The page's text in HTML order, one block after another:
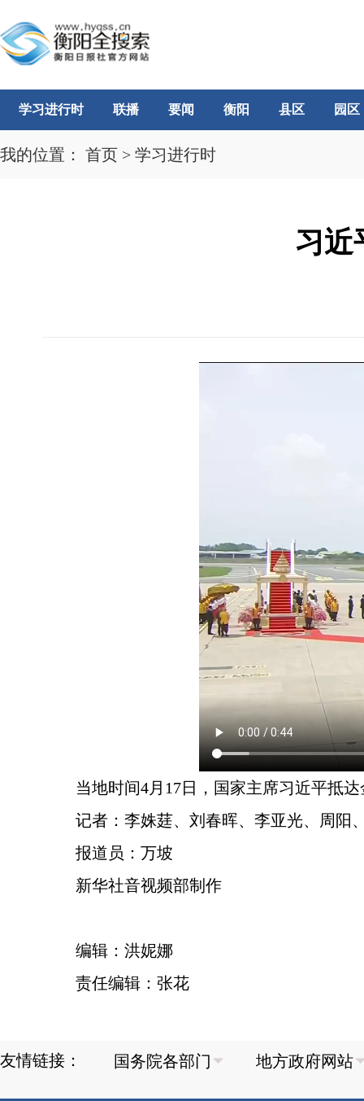
学习进行时 联播 要闻 衡阳 县区 园区
我的位置： 首页 > 学习进行时
习近
当地时间4月17日，国家主席习近平抵
记者：李姝莛、刘春晖、李亚光、周阳
报道员：万坡
新华社音视频部制作
编辑：洪妮娜
责任编辑：张花
友情链接：